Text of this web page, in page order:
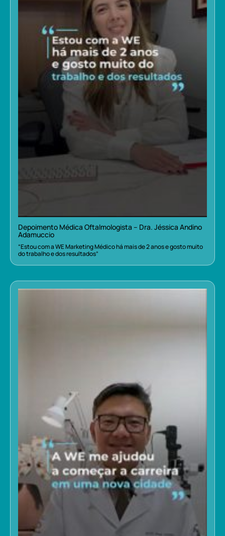
Depoimento Médica Oftalmologista – Dra. Jéssica Andino
Adamuccio
“Estou com a WE Marketing Médico há mais de 2 anos e gosto muito
do trabalho e dos resultados”